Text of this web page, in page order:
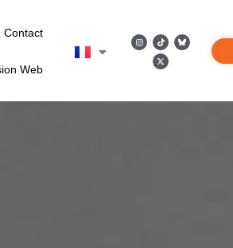
Contact
Web